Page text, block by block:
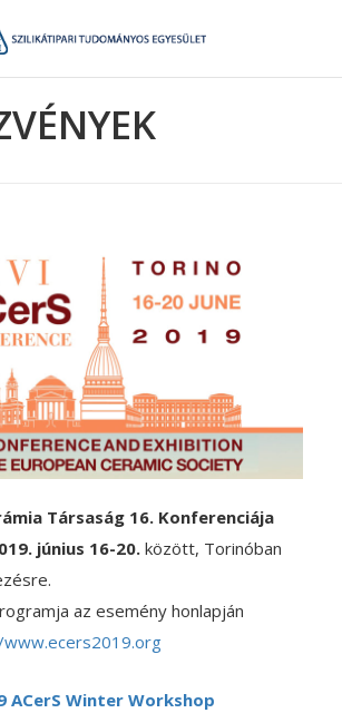
Társaság 16. Konferenciája
június 16-20. között, Torinóban
az esemény honlapján
ACerS Winter Workshop